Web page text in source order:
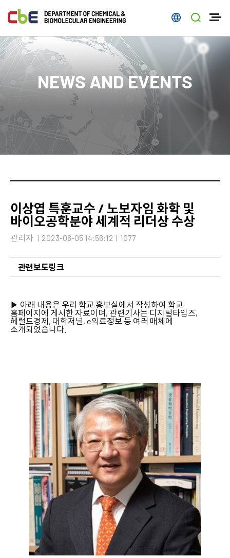
NEWS AND EVENTS
이상엽 특훈교수 / 노보자임 화학 및
바이오공학분야 세계적 리더상 수상​
관리자 | 2023-06-05 14:56:12 | 1077
관련보도링크
▶ 아래 내용은 우리 학교 홍보실에서 작성하여 학교
홈페이지에 게시한 자료이며, 관련기사는 디지털타임즈,
헤럴드경제, 대학저널, e의료정보 등 여러 매체에
소개되었습니다.